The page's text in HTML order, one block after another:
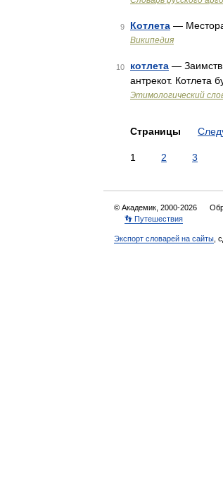
9 Котлета —
Википедия
10 котлета —
антрекот. Котлета
Этимологический
Страницы
1 2 3
© Академик, 2000-2026
👣 Путешествия
Экспорт словарей на сайты ,